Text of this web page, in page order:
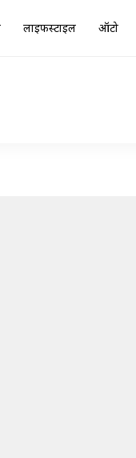
लाइफस्टाइल ऑटो